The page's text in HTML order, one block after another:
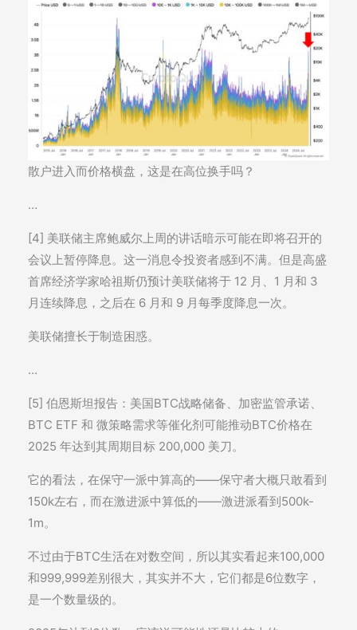
散户进入而价格横盘，这是在高位换手吗？
…
[4] 美联储主席鲍威尔上周的讲话暗示可能在即将召开的
会议上暂停降息。这一消息令投资者感到不满。但是高盛
首席经济学家哈祖斯仍预计美联储将于 12 月、1 月和 3
月连续降息，之后在 6 月和 9 月每季度降息一次。
美联储擅长于制造困惑。
…
[5] 伯恩斯坦报告：美国BTC战略储备、加密监管承诺、
BTC ETF 和 微策略需求等催化剂可能推动BTC价格在
2025 年达到其周期目标 200,000 美刀。
它的看法，在保守一派中算高的——保守者大概只敢看到
150k左右，而在激进派中算低的——激进派看到500k-
1m。
不过由于BTC生活在对数空间，所以其实看起来100,000
和999,999差别很大，其实并不大，它们都是6位数字，
是一个数量级的。